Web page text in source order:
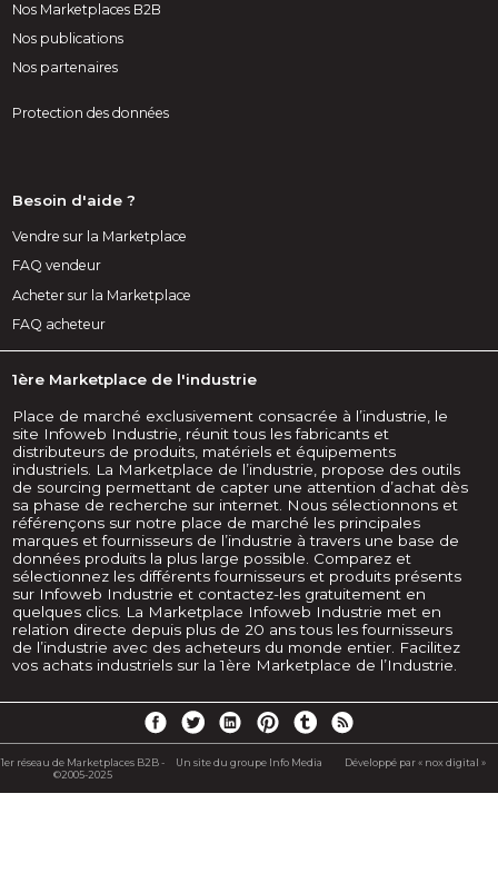
Nos Marketplaces B2B
Nos publications
Nos partenaires
Protection des données
Besoin d'aide ?
Vendre sur la Marketplace
FAQ vendeur
Acheter sur la Marketplace
FAQ acheteur
1ère Marketplace de l'industrie
Place de marché exclusivement consacrée à l’industrie, le
site Infoweb Industrie, réunit tous les fabricants et
distributeurs de produits, matériels et équipements
industriels. La Marketplace de l’industrie, propose des outils
de sourcing permettant de capter une attention d’achat dès
sa phase de recherche sur internet. Nous sélectionnons et
référençons sur notre place de marché les principales
marques et fournisseurs de l’industrie à travers une base de
données produits la plus large possible. Comparez et
sélectionnez les différents fournisseurs et produits présents
sur Infoweb Industrie et contactez-les gratuitement en
quelques clics. La Marketplace Infoweb Industrie met en
relation directe depuis plus de 20 ans tous les fournisseurs
de l’industrie avec des acheteurs du monde entier. Facilitez
vos achats industriels sur la 1ère Marketplace de l’Industrie.
1er réseau de Marketplaces B2B -
©2005-2025
Un site du groupe Info Media Développé par « nox digital »